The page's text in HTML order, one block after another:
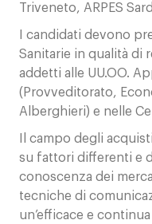
Triveneto, ARPES
I candidati devono
Sanitarie in qualità di
addetti alle UU.OO.
(Provveditorato,
Alberghieri) e nelle
Il campo degli
su fattori differenti e
conoscenza dei
tecniche di
un’efficace e